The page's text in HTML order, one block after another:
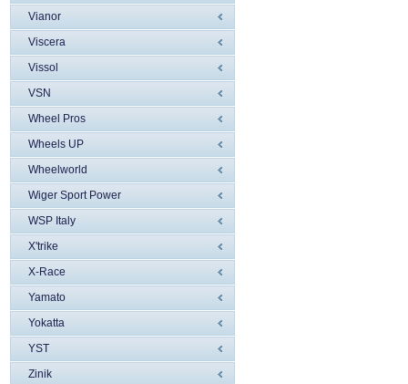
Vianor
Viscera
Vissol
VSN
Wheel Pros
Wheels UP
Wheelworld
Wiger Sport Power
WSP Italy
X'trike
X-Race
Yamato
Yokatta
YST
Zinik